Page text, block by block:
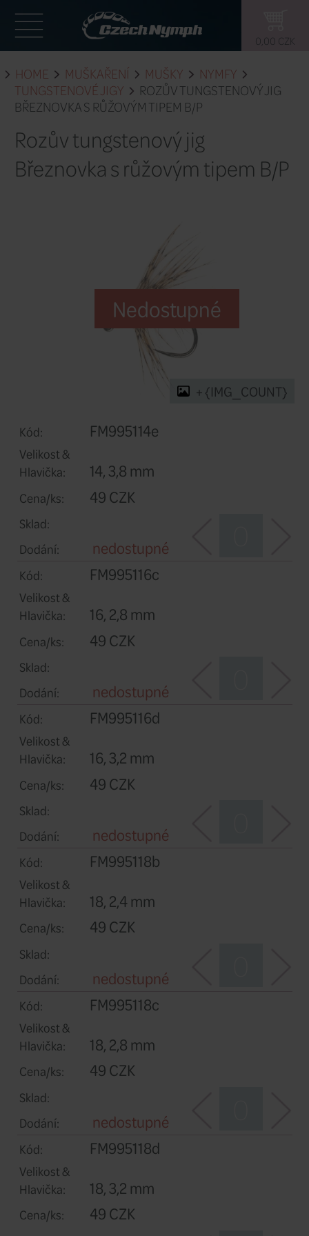
HOME MUŠKAŘENÍ
TUNGSTENOVÉ JIGY
ROZŮV
BŘEZNOVKA S RŮŽOVÝM TIPEM B/P
Březnovka s růžovým
Kód: FM995114e
Velikost &
Hlavička:
Cena/ks: 49 CZK
Sklad:
Dodání:
nedostupné
Kód: FM995116c
Velikost &
Hlavička:
16, 2,8 mm
Cena/ks: 49 CZK
Sklad:
Dodání:
nedostupné
Kód:
Velikost &
Hlavička:
16, 3,2 mm
Cena/ks: 49 CZK
Sklad:
Dodání:
nedostupné